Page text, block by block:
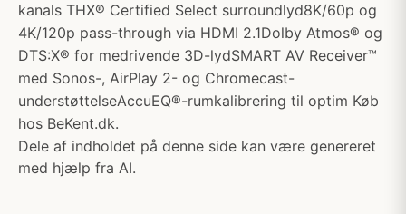
kanals THX® Certified Select surroundlyd8K/60p og
4K/120p pass-through via HDMI 2.1Dolby Atmos® og
DTS:X® for medrivende 3D-lydSMART AV Receiver™
med Sonos-, AirPlay 2- og Chromecast-
understøttelseAccuEQ®-rumkalibrering til optim Køb
hos BeKent.dk.
Dele af indholdet på denne side kan være genereret
med hjælp fra AI.